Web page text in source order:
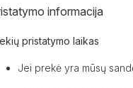
informacija
pristatymo laikas
Jei prekė yra mūsų